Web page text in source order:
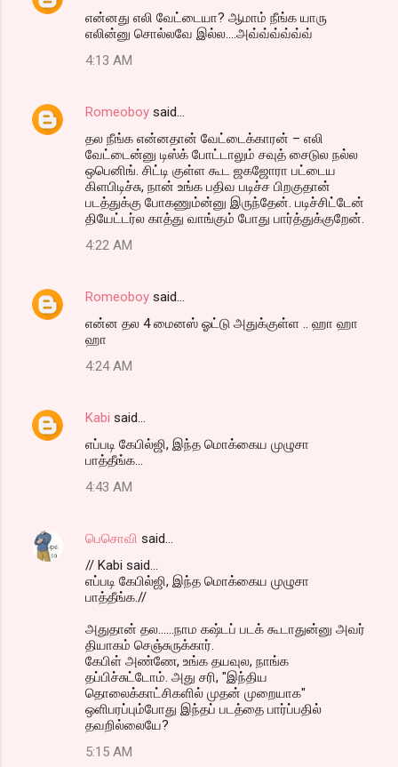
என்னது எலி வேட்டையா? ஆமாம் நீங்க யாரு
எலின்னு சொல்லவே இல்ல....அவ்வ்வ்வ்வ்வ்
4:13 AM
Romeoboy said…
தல நீங்க என்னதான் வேட்டைக்காரன் – எலி
வேட்டைன்னு டிஸ்க் போட்டாலும் சவுத் சைடுல நல்ல
ஒபெனிங். சிட்டி குள்ள கூட ஜகஜோரா பட்டைய
கிளபிடிச்சு, நான் உங்க பதிவ படிச்ச பிறகுதான்
படத்துக்கு போகணும்ன்னு இருந்தேன். படிச்சிட்டேன்
தியேட்டர்ல காத்து வாங்கும் போது பார்த்துக்குறேன்.
4:22 AM
Romeoboy said…
என்ன தல 4 மைனஸ் ஓட்டு அதுக்குள்ள .. ஹா ஹா
ஹா
4:24 AM
Kabi said…
எப்படி கேபில்ஜி, இந்த மொக்கைய முழுசா
பாத்தீங்க...
4:43 AM
பெசொவி said…
// Kabi said...
எப்படி கேபில்ஜி, இந்த மொக்கைய முழுசா
பாத்தீங்க.//
அதுதான் தல......நாம கஷ்டப் படக் கூடாதுன்னு அவர்
தியாகம் செஞ்சுருக்கார்.
கேபிள் அண்ணே, உங்க தயவுல, நாங்க
தப்பிச்சுட்டோம். அது சரி, "இந்திய
தொலைக்காட்சிகளில் முதன் முறையாக"
ஒளிபரப்பும்போது இந்தப் படத்தை பார்ப்பதில்
தவறில்லையே?
5:15 AM